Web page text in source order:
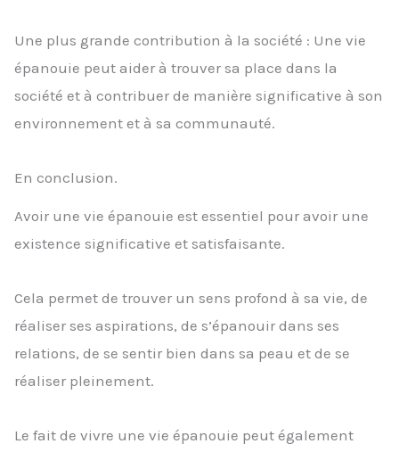
Une plus grande contribution à la société : Une vie
épanouie peut aider à trouver sa place dans la
société et à contribuer de manière significative à son
environnement et à sa communauté.
En conclusion.
Avoir une vie épanouie est essentiel pour avoir une
existence significative et satisfaisante.
Cela permet de trouver un sens profond à sa vie, de
réaliser ses aspirations, de s’épanouir dans ses
relations, de se sentir bien dans sa peau et de se
réaliser pleinement.
Le fait de vivre une vie épanouie peut également